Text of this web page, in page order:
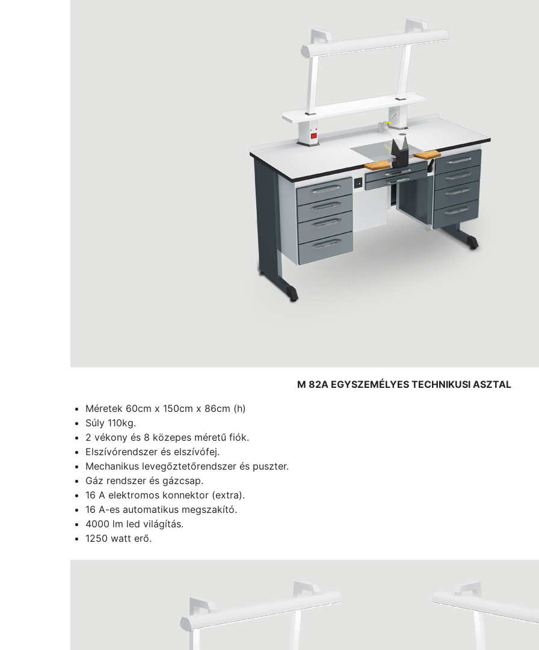
M 82A EGYSZEMÉLYES TECHNIKUSI ASZTAL
Méretek 60cm x 150cm x 86cm (h)
Súly 110kg.
2 vékony és 8 közepes méretű fiók.
Elszívórendszer és elszívófej.
Mechanikus levegőztetőrendszer és puszter.
Gáz rendszer és gázcsap.
16 A elektromos konnektor (extra).
16 A-es automatikus megszakító.
4000 lm led világítás.
1250 watt erő.